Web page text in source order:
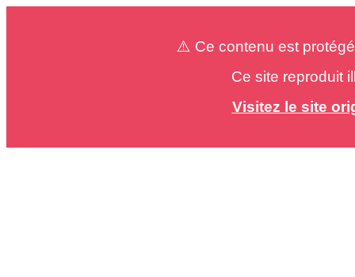
⚠️ Ce contenu est
Ce site reproduit
Visitez le site